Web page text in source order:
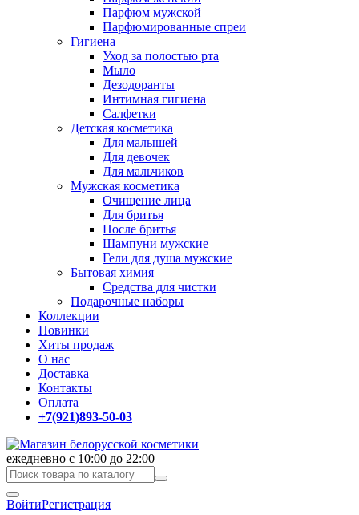
Парфюм мужской
Парфюмированные спреи
Гигиена
Уход за полостью рта
Мыло
Дезодоранты
Интимная гигиена
Салфетки
Детская косметика
Для малышей
Для девочек
Для мальчиков
Мужская косметика
Очищение лица
Для бритья
После бритья
Шампуни мужские
Гели для душа мужские
Бытовая химия
Средства для чистки
Подарочные наборы
Коллекции
Новинки
Хиты продаж
О нас
Доставка
Контакты
Оплата
+7(921)893-50-03
ежедневно с 10:00 до 22:00
ВойтиРегистрация